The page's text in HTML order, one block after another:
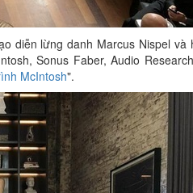
diễn lừng danh Marcus Nispel và
Sonus Faber, Audio
McIntosh".